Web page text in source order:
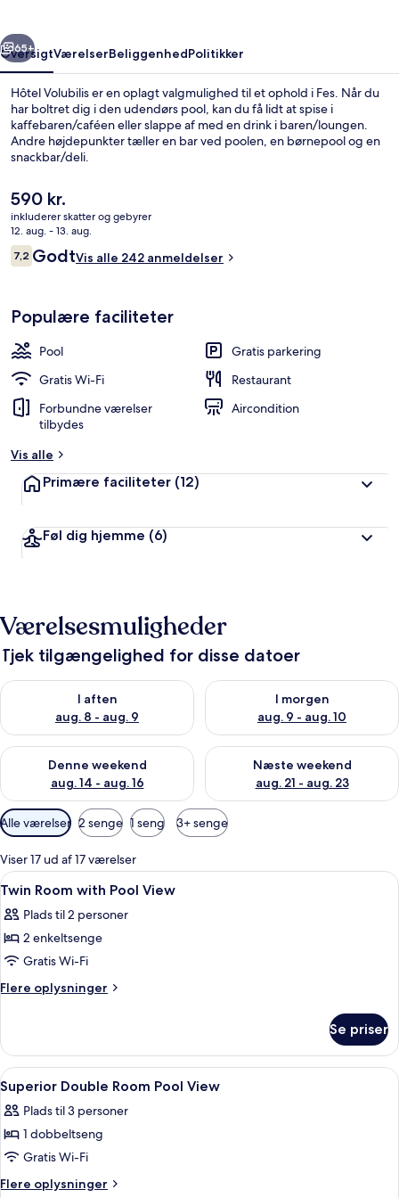
Næste
65+
OversigtVærelserBeliggenhedPolitikker
Hôtel Volubilis er en oplagt valgmulighed til et ophold i Fes. Når du
har boltret dig i den udendørs pool, kan du få lidt at spise i
kaffebaren/caféen eller slappe af med en drink i baren/loungen.
Andre højdepunkter tæller en bar ved poolen, en børnepool og en
snackbar/deli.
Den
nuværende
pris
er
590 kr.
590 kr.
inkluderer skatter og gebyrer
12. aug. - 13. aug.
Anmeldelser
7,27,2 ud af 10.
GodtVis alle 242 anmeldelser
Populære faciliteter
Pool
Gratis parkering
Gratis Wi-Fi
Restaurant
Forbundne værelser
tilbydes
Aircondition
Vis alle
Primære faciliteter (12)
Føl dig hjemme (6)
Værelsesmuligheder
Tjek tilgængelighed for disse datoer
I aften
aug. 8 - aug. 9
Tjek tilgængelighed for i aften aug. 8 - aug. 9
I morgen
aug. 9 - aug. 10
Tjek tilgængelighed for i
Denne weekend
aug. 14 - aug. 16
Tjek tilgængelighed for denne weekend aug. 14 - aug. 16
Næste weekend
aug. 21 - aug. 23
Tjek tilgængelighed for næste
Tilgængelige
filtre
for
værelser
Alle værelser 2 senge 1 seng 3+ senge
Viser 17 ud af 17 værelser
Indlæs
alle
billeder
af
Twin
Room
View
2
Twin Room with Pool View
Plads til 2 personer
2 enkeltsenge
Gratis Wi-Fi
Flere oplysninger
Flere
Room
with
Pool
View
Se priser
Indlæs
alle
billeder
af
Superior
Double
Premium-sengetøj, minibar,
1
Superior Double Room Pool View
Plads til 3 personer
1 dobbeltseng
Gratis Wi-Fi
Flere oplysninger
Flere